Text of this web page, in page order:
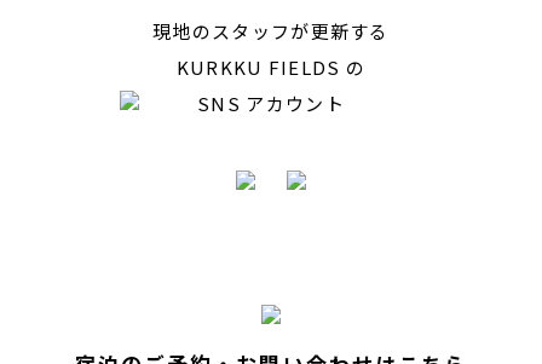
現地のスタッフが更新する
KURKKU FIELDS の
SNS アカウント